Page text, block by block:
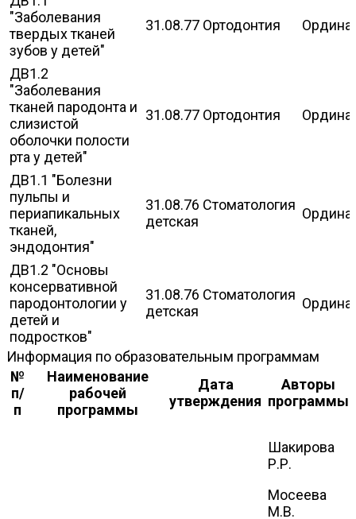
"Заболевания
твердых тканей
зубов у детей"
31.08.77 Ортодонтия
ДВ1.2
"Заболевания
тканей пародонта и
слизистой
оболочки полости
рта у детей"
31.08.77 Ортодонтия
ДВ1.1 "Болезни
пульпы и
периапикальных
тканей,
эндодонтия"
31.08.76 Стоматология
детская
ДВ1.2 "Основы
консервативной
пародонтологии у
детей и
подростков"
31.08.76 Стоматология
детская
Информация по образовательным программам
№
п/
п
Наименование
рабочей
программы
Дата
утверждения
Авторы
программы
Шакирова
Р.Р.
Мосеева
М.В.